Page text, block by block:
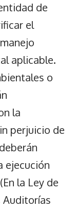
de
el
aplicable.
o
la
perjuicio de
ejecución
la Ley de
Auditorías